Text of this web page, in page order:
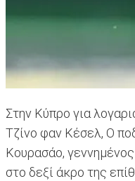
Στην Κύπρο για
Τζίνο φαν Κέσελ, O
Κουρασάο,
στο δεξί άκρο της